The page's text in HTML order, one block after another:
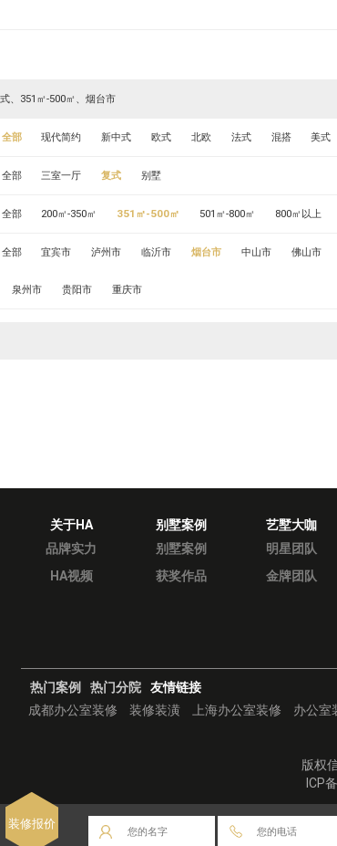
、351㎡-500㎡、烟台市
全部 现代简约 新中式 欧式 北欧 法式 混搭 美式
全部 三室一厅 复式 别墅
全部 200㎡-350㎡ 351㎡-500㎡ 501㎡-800㎡ 800㎡以上
全部 宜宾市 泸州市 临沂市 烟台市 中山市 佛山市
泉州市 贵阳市 重庆市
关于HA
品牌实力
HA视频
别墅案例
别墅案例
获奖作品
艺墅大咖
明星团队
金牌团队
热门案例 热门分院
友情链接
成都办公室装修
装修装潢 上海办公室装修 办公室
版权
ICP